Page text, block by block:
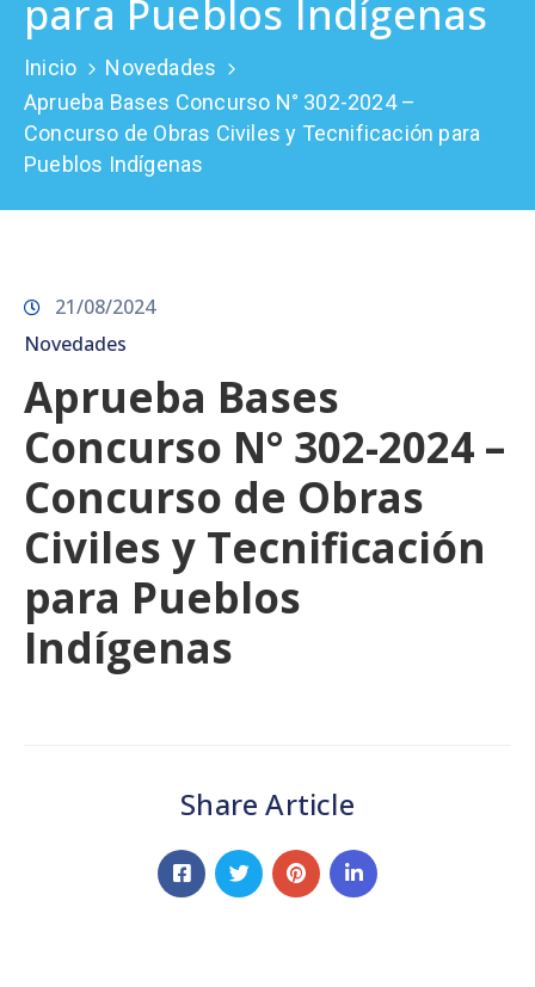
Prensa
para Pueblos Indígenas
Inicio
Novedades
Aprueba Bases Concurso N° 302-2024 –
Concurso de Obras Civiles y Tecnificación para
Pueblos Indígenas
21/08/2024
Novedades
Aprueba Bases
Concurso N° 302-2024 –
Concurso de Obras
Civiles y Tecnificación
para Pueblos
Indígenas
Share Article